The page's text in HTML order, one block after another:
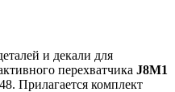
и декали для
перехватчика J8M1
Прилагается комплект